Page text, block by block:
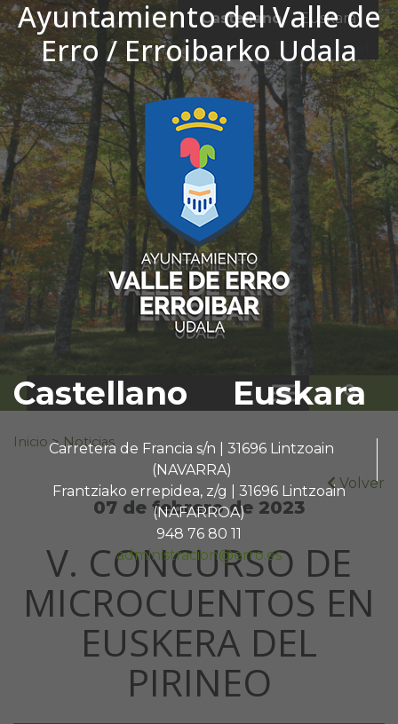
Ayuntamiento del Valle de
Erro / Erroibarko Udala
Castellano Euskara
Carretera de Francia s/n | 31696 Lintzoain
(NAVARRA)
Frantziako errepidea, z/g | 31696 Lintzoain
(NAFARROA)
948 76 80 11
administracion@erro.es
Ir al contenido
Castellano
Euskara
El tiempo - Tutiempo.net
Buscar:
Inicio > Noticias
Volver
07 de febrero de 2023
V. CONCURSO DE
MICROCUENTOS EN
EUSKERA DEL
PIRINEO